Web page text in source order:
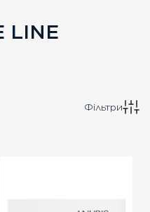
LINE
Фільтри